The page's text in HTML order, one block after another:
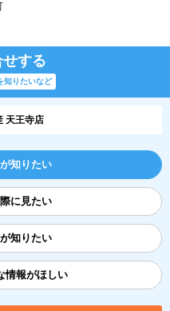
する
知りたいなど
天王寺店
知りたい
に見たい
知りたい
情報がほしい